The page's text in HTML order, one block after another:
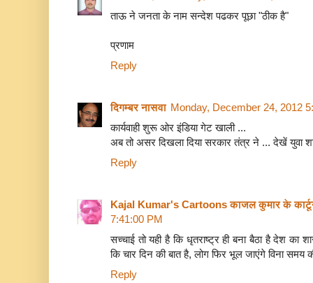
ताऊ ने जनता के नाम सन्देश पढकर पूछा "ठीक है"
प्रणाम
Reply
दिगम्बर नासवा Monday, December 24, 2012
कार्यवाही शुरू ओर इंडिया गेट खाली ...
अब तो असर दिखला दिया सरकार तंत्र ने ... देखें युवा
Reply
Kajal Kumar's Cartoons काजल कुमार के
7:41:00 PM
सच्‍चाई तो यही है कि‍ धृतराष्ट्र ही बना बैठा है देश
कि‍ चार दि‍न की बात है, लोग फि‍र भूल जाएंगे वि‍ना समय
Reply